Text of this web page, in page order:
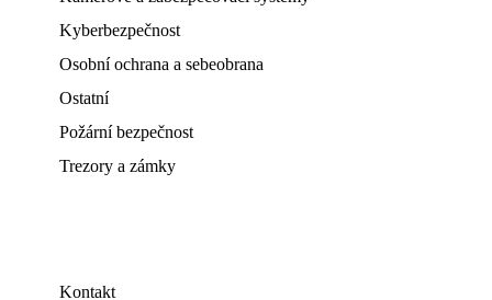
Kyberbezpečnost
Osobní ochrana a sebeobrana
Ostatní
Požární bezpečnost
Trezory a zámky
Kontakt